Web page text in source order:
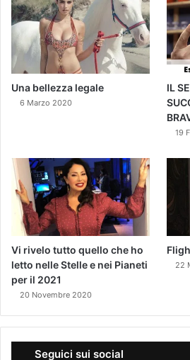
Una bellezza legale
6 Marzo 2020
IL
19
Vi rivelo tutto quello che ho
letto nelle Stelle e nei Pianeti
per il 2021
20 Novembre 2020
22
Seguici sui social